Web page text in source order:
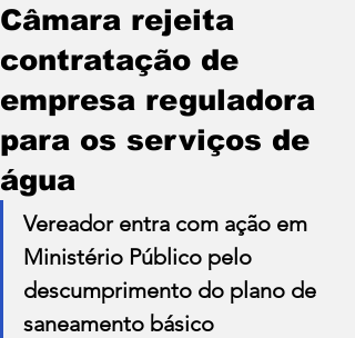
Câmara rejeita
contratação de
empresa reguladora
para os serviços de
água
Vereador entra com ação em
Ministério Público pelo
descumprimento do plano de
saneamento básico